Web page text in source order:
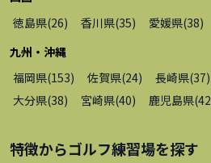
徳島県(26) 香川県(35) 愛媛県(38)
九州・沖縄
福岡県(153) 佐賀県(24) 長崎県(37)
大分県(38) 宮崎県(40) 鹿児島県(42
特徴からゴルフ練習場を探す